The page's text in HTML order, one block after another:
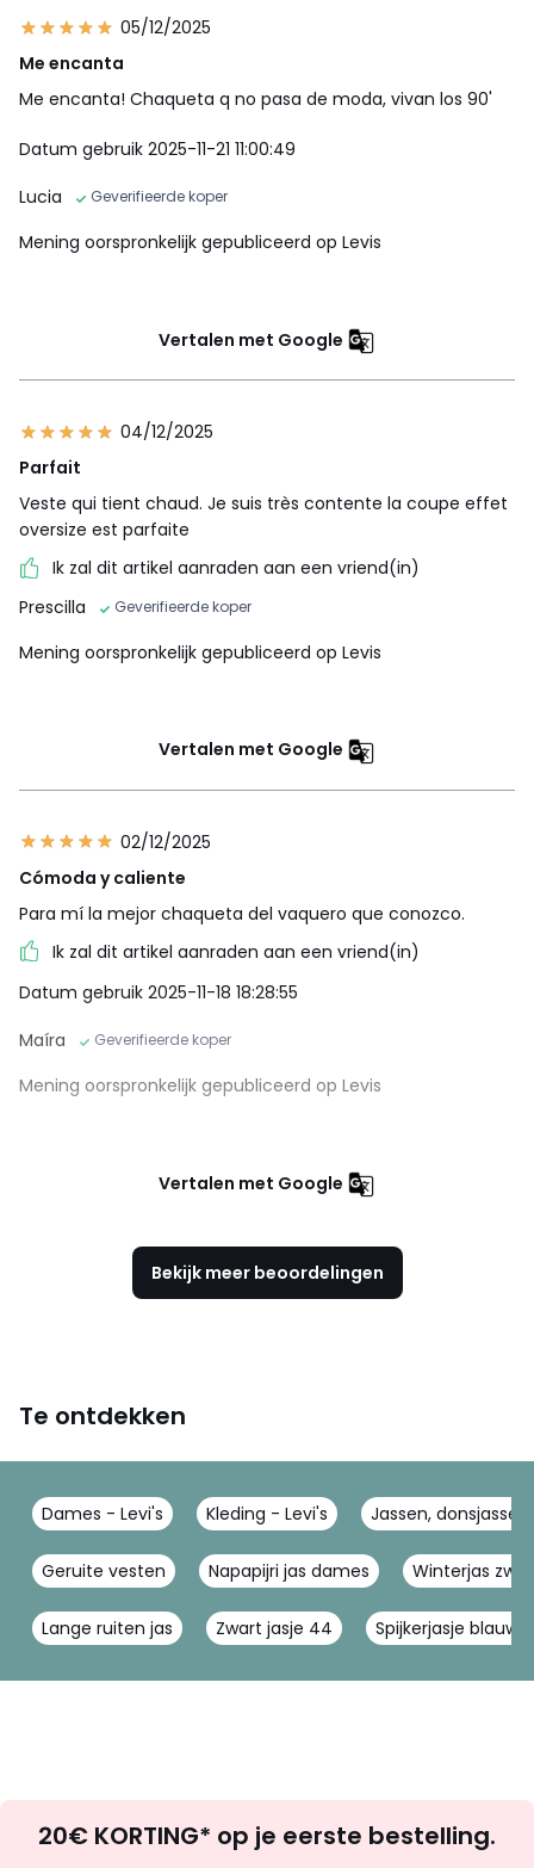
05/12/2025
Me encanta
Me encanta! Chaqueta q no pasa de moda, vivan los 90'
Datum gebruik 2025-11-21 11:00:49
Lucia
Geverifieerde koper
Mening oorspronkelijk gepubliceerd op Levis
Vertalen met Google
04/12/2025
Parfait
Veste qui tient chaud. Je suis très contente la coupe effet
oversize est parfaite
Ik zal dit artikel aanraden aan een vriend(in)
Prescilla
Geverifieerde koper
Mening oorspronkelijk gepubliceerd op Levis
Vertalen met Google
02/12/2025
Cómoda y caliente
Para mí la mejor chaqueta del vaquero que conozco.
Ik zal dit artikel aanraden aan een vriend(in)
Datum gebruik 2025-11-18 18:28:55
Maíra
Geverifieerde koper
Mening oorspronkelijk gepubliceerd op Levis
Vertalen met Google
Bekijk meer beoordelingen
Te ontdekken
Dames - Levi's Kleding - Levi's Jassen,
Geruite vesten Napapijri jas dames Winterjas
Lange ruiten jas Zwart jasje 44 Spijkerjasje blauw
zoek
20€ KORTING* op je eerste bestelling.